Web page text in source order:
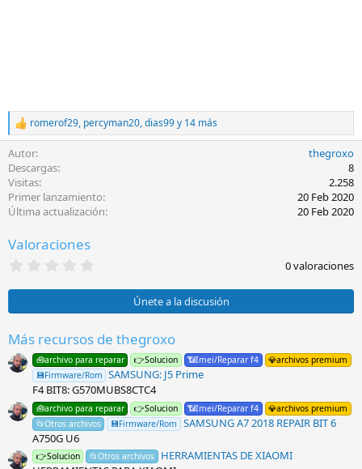
R
e
a
c
c
i
o
n
s
romerof29, percyman20,dias99y 14 más
Autor
thegroxo
Descargas
8
Visitas
2.258
Primer lanzamiento
20 Feb 2020
Última actualización
20 Feb 2020
Valoraciones
0
e
t
r
e
l
l
a
(
s
)
0 valoraciones
Únete a la discusión
Más recursos de thegroxo
🧰archivo para reparar 👉Solucion 📶Imei/Reparar f4
💎archivos premium
💾Firmware/Rom SAMSUNG: J5 Prime
F4 BIT8: G570MUBS8CTC4
🧰archivo para reparar 👉Solucion 📶Imei/Reparar f4
💎archivos premium
📂Otros archivos
💾Firmware/Rom
SAMSUNG A7 2018 REPAIR BIT 6
A750G U6
👉Solucion 📂Otros archivos
HERRAMIENTAS DE XIAOMI